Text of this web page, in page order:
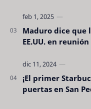
Maduro dice que
EE.UU. en
¡El primer
puertas en San